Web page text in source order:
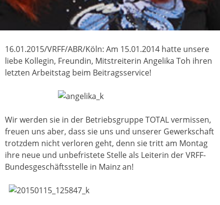
16.01.2015/VRFF/ABR/Köln: Am 15.01.2014 hatte unsere
liebe Kollegin, Freundin, Mitstreiterin Angelika Toh ihren
letzten Arbeitstag beim Beitragsservice!
Wir werden sie in der Betriebsgruppe TOTAL vermissen,
freuen uns aber, dass sie uns und unserer Gewerkschaft
trotzdem nicht verloren geht, denn sie tritt am Montag
ihre neue und unbefristete Stelle als Leiterin der VRFF-
Bundesgeschäftsstelle in Mainz an!